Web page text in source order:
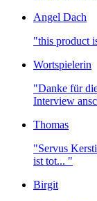
Angel Dach
"this product
Wortspielerin
"Danke für
Interview
Thomas
"Servus
ist tot... "
Birgit